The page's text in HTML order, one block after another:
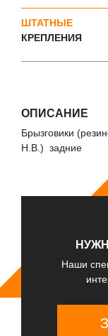
ШТАТНЫЕ
КРЕПЛЕНИЯ
ОПИСАНИЕ
Брызговики
Н.В.) задние
Наши